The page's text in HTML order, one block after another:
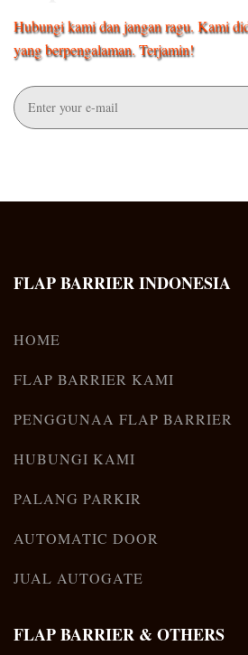
Hubungi kami dan jangan ragu. Kami
yang berpengalaman. Terjamin!
FLAP BARRIER INDONESIA
HOME
FLAP BARRIER KAMI
PENGGUNAA FLAP BARRIER
HUBUNGI KAMI
PALANG PARKIR
AUTOMATIC DOOR
JUAL AUTOGATE
FLAP BARRIER & OTHERS